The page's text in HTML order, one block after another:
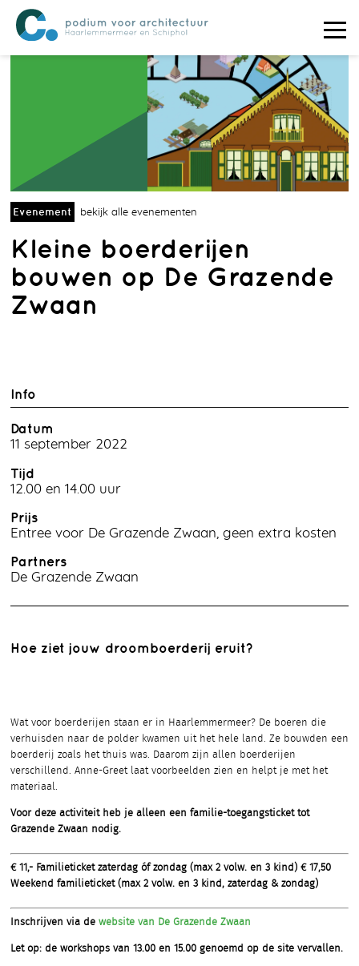
Evenement bekijk alle evenementen
Kleine boerderijen
bouwen op De Grazende
Zwaan
Info
Datum
11 september 2022
Tijd
12.00 en 14.00 uur
Prijs
Entree voor De Grazende Zwaan, geen extra kosten
Partners
De Grazende Zwaan
Hoe ziet jouw droomboerderij eruit?
Wat voor boerderijen staan er in Haarlemmermeer? De boeren die
verhuisden naar de polder kwamen uit het hele land. Ze bouwden een
boerderij zoals het thuis was. Daarom zijn allen boerderijen
verschillend. Anne-Greet laat voorbeelden zien en helpt je met het
materiaal.
Voor deze activiteit heb je alleen een familie-toegangsticket tot
Grazende Zwaan nodig.
€ 11,- Familieticket zaterdag óf zondag (max 2 volw. en 3 kind) € 17,50
Weekend familieticket (max 2 volw. en 3 kind, zaterdag & zondag)
Inschrijven via de website van De Grazende Zwaan
Let op: de workshops van 13.00 en 15.00 genoemd op de site vervallen.